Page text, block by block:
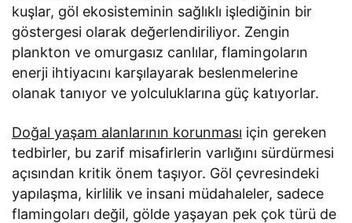
kuşlar, göl ekosisteminin sağlıklı işlediğinin bir
göstergesi olarak değerlendiriliyor. Zengin
plankton ve omurgasız canlılar, flamingoların
enerji ihtiyacını karşılayarak beslenmelerine
olanak tanıyor ve yolculuklarına güç katıyorlar.
Doğal yaşam alanlarının korunması için gereken
tedbirler, bu zarif misafirlerin varlığını sürdürmesi
açısından kritik önem taşıyor. Göl çevresindeki
yapılaşma, kirlilik ve insani müdahaleler, sadece
flamingoları değil, gölde yaşayan pek çok türü de